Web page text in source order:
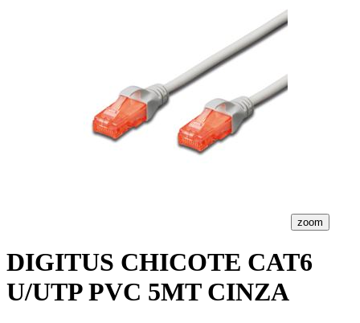
zoom
DIGITUS CHICOTE CAT6
U/UTP PVC 5MT CINZA